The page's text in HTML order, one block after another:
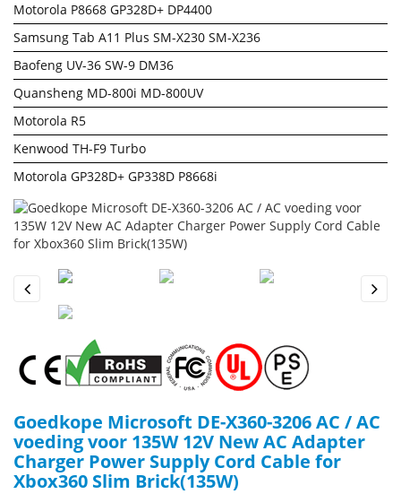
Motorola P8668 GP328D+ DP4400
Samsung Tab A11 Plus SM-X230 SM-X236
Baofeng UV-36 SW-9 DM36
Quansheng MD-800i MD-800UV
Motorola R5
Kenwood TH-F9 Turbo
Motorola GP328D+ GP338D P8668i
Previous
Goedkope Microsoft DE-X360-3206 AC / AC
voeding voor 135W 12V New AC Adapter
Charger Power Supply Cord Cable for
Xbox360 Slim Brick(135W)